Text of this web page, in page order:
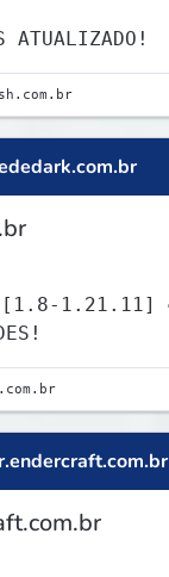
ATUALIZADO!
1.21.11] ⇨ EM